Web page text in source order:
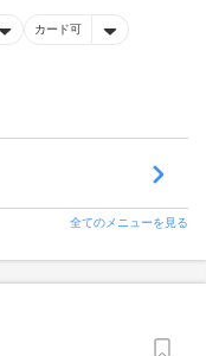
カード可
全てのメニューを見る